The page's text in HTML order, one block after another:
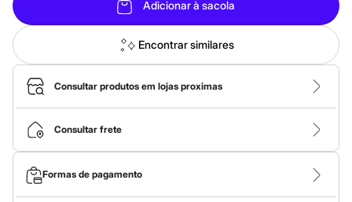
Novidades
Roupas
Blusas e Camisetas
Básicos
Calças
Casacos e Jaquetas
Jeans
Macacões
Saias
Shorts e Bermudas
Vestidos
Acessórios
Bolsas
Bonés e Chapéus
Adicionar à sacola
Encontrar similares
Consultar produtos em lojas proximas
Consultar frete
Formas de pagamento